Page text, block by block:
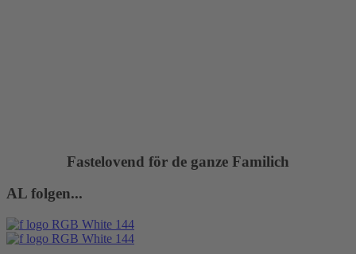
Fastelovend för de ganze Familich
AL folgen...